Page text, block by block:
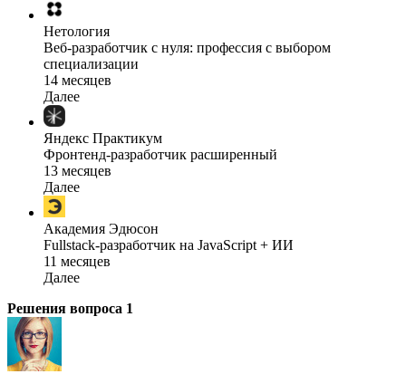
Нетология
Веб-разработчик с нуля: профессия с выбором
специализации
14 месяцев
Далее
Яндекс Практикум
Фронтенд-разработчик расширенный
13 месяцев
Далее
Академия Эдюсон
Fullstack-разработчик на JavaScript + ИИ
11 месяцев
Далее
Решения вопроса 1